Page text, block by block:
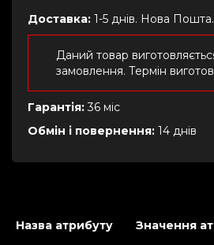
Доставка: 1-5 днів. Нова
Даний товар
замовлення. Термін
Гарантія:36 міс
Обмін і повернення: 14 днів
Назва атрибуту
Значення